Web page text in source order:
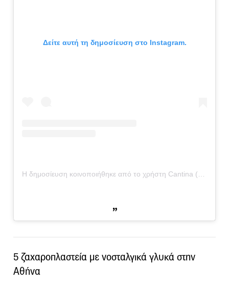
Δείτε αυτή τη δημοσίευση στο Instagram.
5 ζαχαροπλαστεία με νοσταλγικά γλυκά στην
Αθήνα